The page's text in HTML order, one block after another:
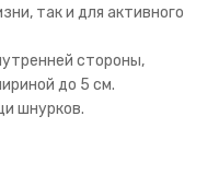
так и для активного
стороны,
до 5 см.
шнурков.